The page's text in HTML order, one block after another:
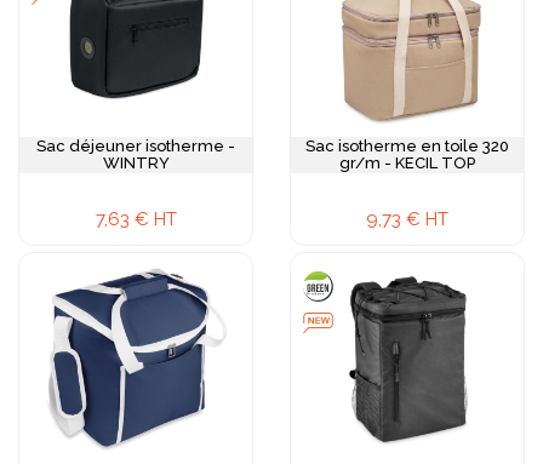
Sac déjeuner isotherme -
WINTRY
7,63 € HT
Sac isotherme en toile 320
gr/m - KECIL TOP
9,73 € HT